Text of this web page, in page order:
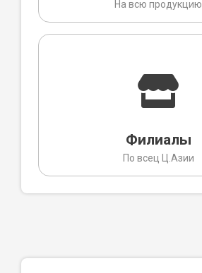
На всю продукцию
Филиалы
По всец Ц.Азии